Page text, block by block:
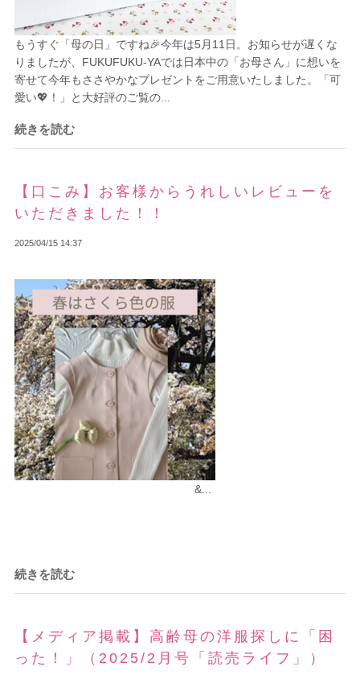
もうすぐ「母の日」ですね🎉今年は5月11日。お知らせが遅くな
りましたが、FUKUFUKU-YAでは日本中の「お母さん」に想いを
寄せて今年もささやかなプレゼントをご用意いたしました。「可
愛い💖！」と大好評のご覧の...
続きを読む
【口こみ】お客様からうれしいレビューを
いただきました！！
2025/04/15 14:37
&...
続きを読む
【メディア掲載】高齢母の洋服探しに「困
った！」（2025/2月号「読売ライフ」）